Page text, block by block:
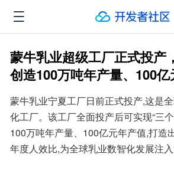
蒙牛乳业超级工厂正式投产
创造100万吨年产量、100
蒙牛乳业宁夏工厂日前正式投产,这是
化工厂。该工厂全面投产后可实现“三
100万吨年产量、100亿元年产值,打造
年度人效比,为全球乳业数智化发展注入